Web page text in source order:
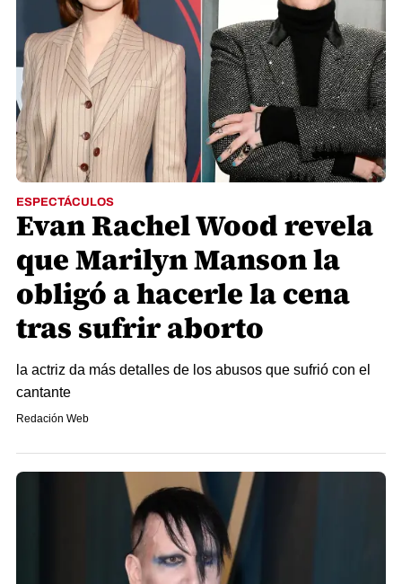
ESPECTÁCULOS
Evan Rachel Wood revela
que Marilyn Manson la
obligó a hacerle la cena
tras sufrir aborto
la actriz da más detalles de los abusos que sufrió con el
cantante
Redación Web